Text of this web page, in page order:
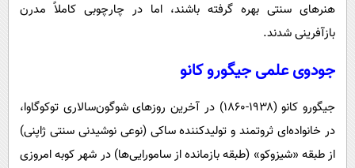
هنرهای سنتی بهره گرفته باشند، اما در چارچوبی کاملاً مدرن
بازآفرینی شدند.
جودوی علمی جیگورو کانو
جیگورو کانو (۱۹۳۸-۱۸۶۰) در آخرین روزهای شوگون‌سالاری توکوگاوا،
در خانواده‌ای ثروتمند و تولیدکننده ساکی (نوعی نوشیدنی سنتی ژاپنی)
از طبقه «شیزوکو» (طبقه بازمانده از سامورایی‌ها) در شهر کوبه امروزی